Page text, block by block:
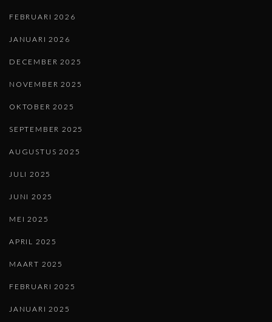
FEBRUARI 2026
JANUARI 2026
DECEMBER 2025
NOVEMBER 2025
OKTOBER 2025
SEPTEMBER 2025
AUGUSTUS 2025
JULI 2025
JUNI 2025
MEI 2025
APRIL 2025
MAART 2025
FEBRUARI 2025
JANUARI 2025